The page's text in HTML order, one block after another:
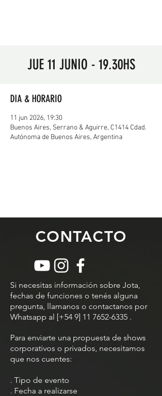
JUE 11 JUNIO - 19.30HS
DIA & HORARIO
11 jun 2026, 19:30
Buenos Aires, Serrano & Aguirre, C1414 Cdad.
Autónoma de Buenos Aires, Argentina
CONTACTO
Si necesitas información sobre Jota,
fechas de funciones o tenés alguna
pregunta, llamanos o contactanos por
Whatsapp al [+54 9] 11 7652-6335 .
Para enviarte una propuesta de shows
corporativos o privados, necesitamos
que nos cuentes:
. Tipo de evento
. Fecha a realizarse